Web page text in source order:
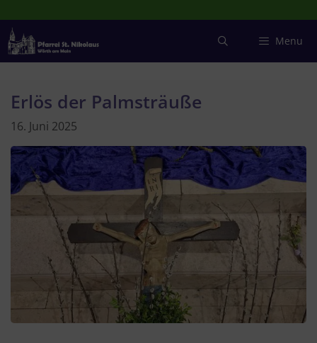
Inhalt
springen
Menu
Erlös der Palmsträuße
16. Juni 2025